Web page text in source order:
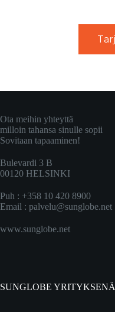
Ota meihin yhteyttä
milloin tahansa sinulle sopii
Sovitaan tapaaminen!
Bulevardi 3 B
00120 HELSINKI
Puh : +358 10 420 8900
Email : palvelu@sunglobe.net
www.sunglobe.net
SUNGLOBE YRITYKSENÄ